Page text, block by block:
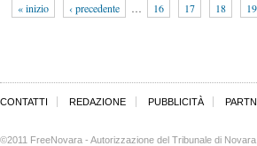
« inizio ‹ precedente … 16 17 18 19
CONTATTI REDAZIONE PUBBLICITÀ
©2011 FreeNovara - Autorizzazione del Tribunale di